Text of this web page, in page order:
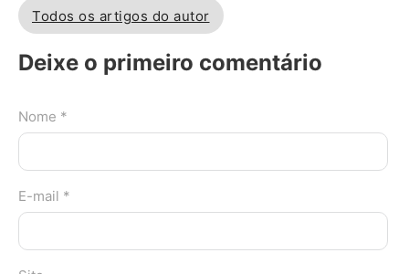
Todos os artigos do autor
Deixe o primeiro comentário
Nome *
E-mail *